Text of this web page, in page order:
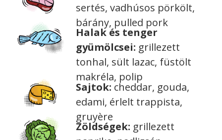
sertés, vadhúsos pörkölt,
bárány, pulled pork
Halak és tenger
gyümölcsei: grillezett
tonhal, sült lazac, füstölt
makréla, polip
Sajtok: cheddar, gouda,
edami, érlelt trappista,
gruyère
Zöldségek: grillezett